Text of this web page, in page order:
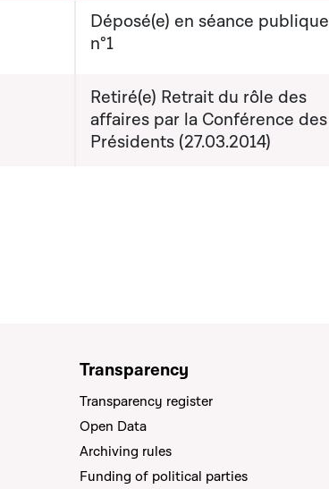
Déposé(e) en séance publique
n°1
Retiré(e) Retrait du rôle des
affaires par la Conférence des
Présidents (27.03.2014)
Transparency
Transparency register
Open Data
Archiving rules
Funding of political parties